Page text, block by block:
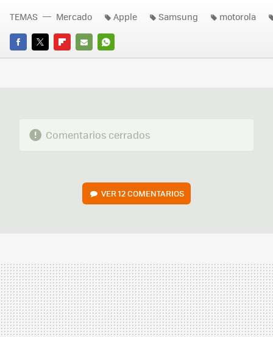
FACEBOOK
TWITTERFLIPBOARD
E-
WHATSAPP
TEMAS Mercado Apple Samsung motorola
Comentarios cerrados
VER12 COMENTARIOS